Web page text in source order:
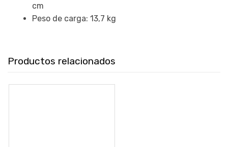
cm
Peso de carga: 13,7 kg
Productos relacionados